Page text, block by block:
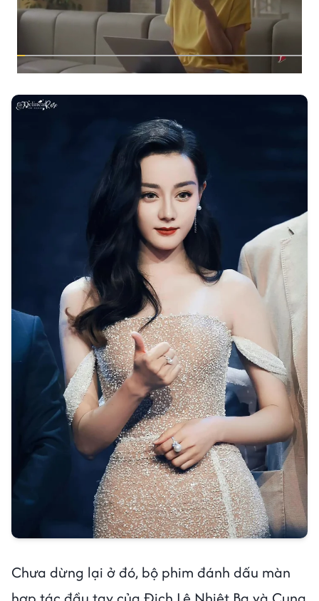
Chưa dừng lại ở đó, bộ phim đánh dấu màn